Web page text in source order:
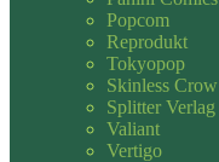
Popcom
Reprodukt
Tokyopop
Skinless Crow
Splitter Verlag
Valiant
Vertigo